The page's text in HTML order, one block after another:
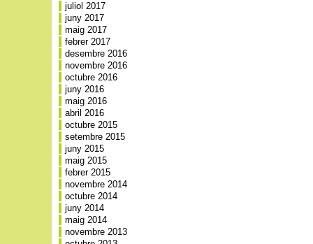
juliol 2017
juny 2017
maig 2017
febrer 2017
desembre 2016
novembre 2016
octubre 2016
juny 2016
maig 2016
abril 2016
octubre 2015
setembre 2015
juny 2015
maig 2015
febrer 2015
novembre 2014
octubre 2014
juny 2014
maig 2014
novembre 2013